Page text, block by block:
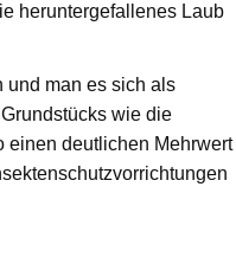
heruntergefallenes Laub
und man es sich als
wie die
einen deutlichen Mehrwert